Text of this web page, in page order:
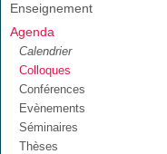
Enseignement
Agenda
Calendrier
Colloques
Conférences
Evènements
Séminaires
Thèses